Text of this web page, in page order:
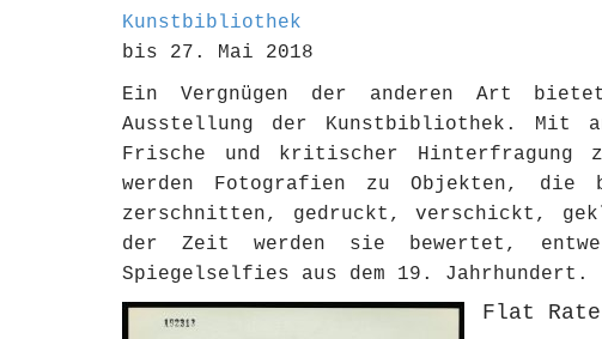
Kunstbibliothek
bis 27. Mai 2018
Ein Vergnügen der anderen Art
Ausstellung der Kunstbibliothek. Mit
Frische und kritischer
werden Fotografien zu Objekten,
zerschnitten, gedruckt, verschickt,
der Zeit werden sie bewertet,
Spiegelselfies aus dem 19. Jahrhundert.
Flat Rate